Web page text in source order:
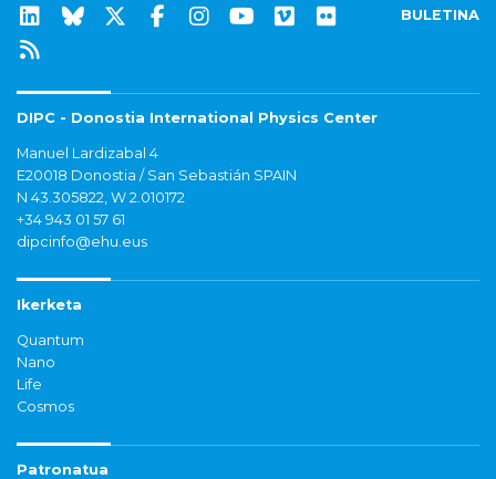
BULETINA
DIPC - Donostia International Physics Center
Manuel Lardizabal 4
E20018 Donostia / San Sebastián SPAIN
N 43.305822, W 2.010172
+34 943 01 57 61
dipcinfo@ehu.eus
Ikerketa
Quantum
Nano
Life
Cosmos
Patronatua